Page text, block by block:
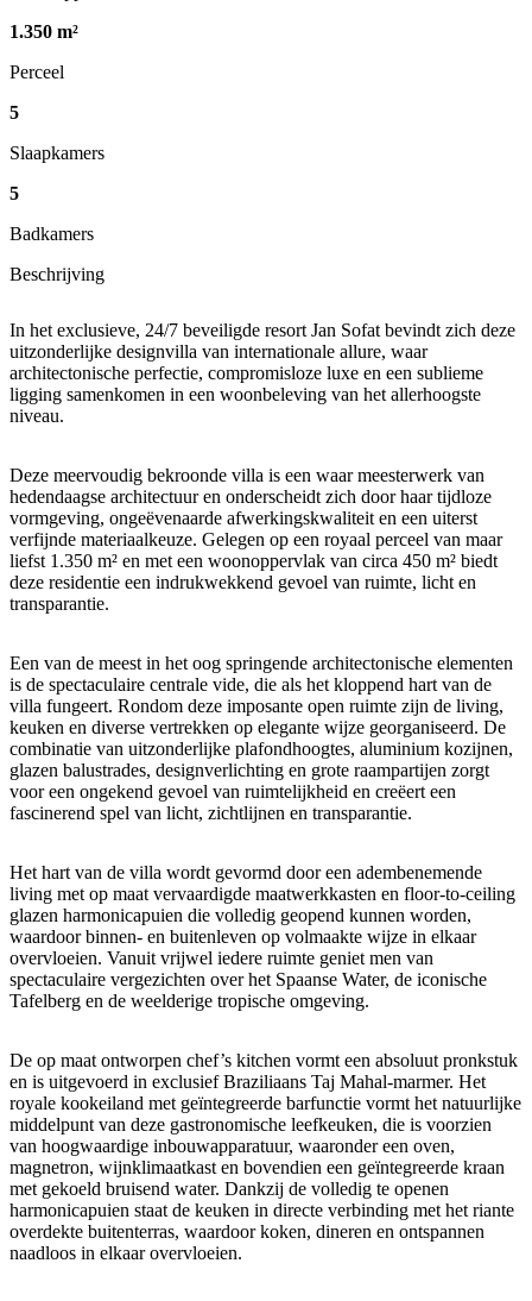
1.350 m²
Perceel
5
Slaapkamers
5
Badkamers
Beschrijving
In het exclusieve, 24/7 beveiligde resort Jan Sofat bevindt zich deze
uitzonderlijke designvilla van internationale allure, waar
architectonische perfectie, compromisloze luxe en een sublieme
ligging samenkomen in een woonbeleving van het allerhoogste
niveau.
Deze meervoudig bekroonde villa is een waar meesterwerk van
hedendaagse architectuur en onderscheidt zich door haar tijdloze
vormgeving, ongeëvenaarde afwerkingskwaliteit en een uiterst
verfijnde materiaalkeuze. Gelegen op een royaal perceel van maar
liefst 1.350 m² en met een woonoppervlak van circa 450 m² biedt
deze residentie een indrukwekkend gevoel van ruimte, licht en
transparantie.
Een van de meest in het oog springende architectonische elementen
is de spectaculaire centrale vide, die als het kloppend hart van de
villa fungeert. Rondom deze imposante open ruimte zijn de living,
keuken en diverse vertrekken op elegante wijze georganiseerd. De
combinatie van uitzonderlijke plafondhoogtes, aluminium kozijnen,
glazen balustrades, designverlichting en grote raampartijen zorgt
voor een ongekend gevoel van ruimtelijkheid en creëert een
fascinerend spel van licht, zichtlijnen en transparantie.
Het hart van de villa wordt gevormd door een adembenemende
living met op maat vervaardigde maatwerkkasten en floor-to-ceiling
glazen harmonicapuien die volledig geopend kunnen worden,
waardoor binnen- en buitenleven op volmaakte wijze in elkaar
overvloeien. Vanuit vrijwel iedere ruimte geniet men van
spectaculaire vergezichten over het Spaanse Water, de iconische
Tafelberg en de weelderige tropische omgeving.
De op maat ontworpen chef’s kitchen vormt een absoluut pronkstuk
en is uitgevoerd in exclusief Braziliaans Taj Mahal-marmer. Het
royale kookeiland met geïntegreerde barfunctie vormt het natuurlijke
middelpunt van deze gastronomische leefkeuken, die is voorzien
van hoogwaardige inbouwapparatuur, waaronder een oven,
magnetron, wijnklimaatkast en bovendien een geïntegreerde kraan
met gekoeld bruisend water. Dankzij de volledig te openen
harmonicapuien staat de keuken in directe verbinding met het riante
overdekte buitenterras, waardoor koken, dineren en ontspannen
naadloos in elkaar overvloeien.